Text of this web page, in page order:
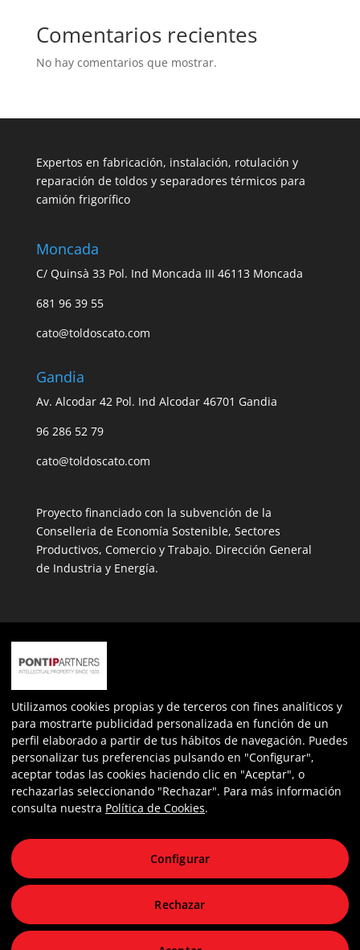
Comentarios recientes
No hay comentarios que mostrar.
Expertos en fabricación, instalación, rotulación y
reparación de toldos y separadores térmicos para
camión frigorífico
Moncada
C/ Quinsà 33 Pol. Ind Moncada III 46113 Moncada
681 96 39 55
cato@toldoscato.com
Gandia
Av. Alcodar 42 Pol. Ind Alcodar 46701 Gandia
96 286 52 79
cato@toldoscato.com
Proyecto financiado con la subvención de la
Conselleria de Economía Sostenible, Sectores
Productivos, Comercio y Trabajo. Dirección General
de Industria y Energía.
Más información sobre la ayuda
nº de expediente: ECOVUL/2023/487/46
Utilizamos cookies propias y de terceros con fines analíticos y
para mostrarte publicidad personalizada en función de un
perfil elaborado a partir de tus hábitos de navegación. Puedes
personalizar tus preferencias pulsando en "Configurar",
aceptar todas las cookies haciendo clic en "Aceptar", o
rechazarlas seleccionando "Rechazar". Para más información
consulta nuestra Política de Cookies.
Configurar
Rechazar
Aviso Legal
Política de Privacidad
Política de Cookies